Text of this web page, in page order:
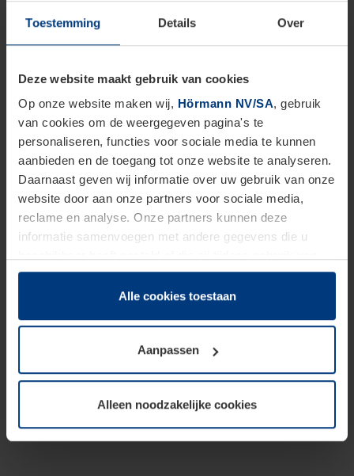
Toestemming Details Over
Deze website maakt gebruik van cookies
Op onze website maken wij, Hörmann NV/SA, gebruik
van cookies om de weergegeven pagina's te
personaliseren, functies voor sociale media te kunnen
aanbieden en de toegang tot onze website te analyseren.
Daarnaast geven wij informatie over uw gebruik van onze
website door aan onze partners voor sociale media,
reclame en analyse. Onze partners kunnen deze
informatie samenvoegen met andere gegevens die u
hun diensten hebben verzameld.
Juridisch hebben wij het recht om cookies op uw
van deze pagina's absoluut vereist is. Voor alle andere
soorten cookies is uw toestemming benodigd. Uw
toestemming kunt u op elk moment bij de uitleg van de
wijzigen of herroepen.
Alle cookies toestaan
Aanpassen
Alleen noodzakelijke cookies